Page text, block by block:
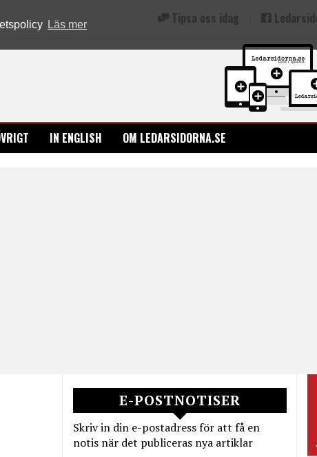
Läs mer Tipsa oss idag
IN ENGLISH OM LEDARSIDORNA.SE
E-POSTNOTISER
Skriv in din e-postadress för att få en
notis när det publiceras nya artiklar